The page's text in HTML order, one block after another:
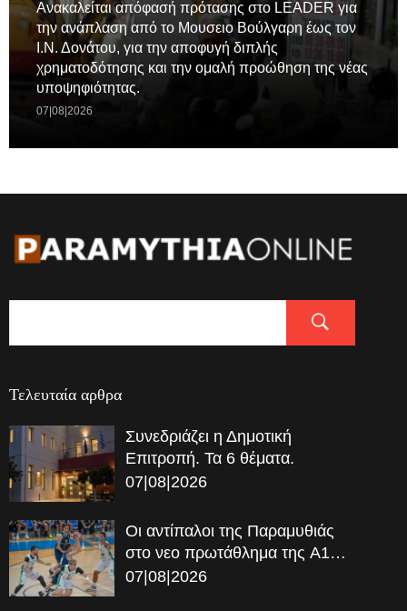
Ανακαλείται απόφασή πρότασης στο LEADER για
την ανάπλαση από το Μουσειο Βούλγαρη έως τον
Ι.Ν. Δονάτου, για την αποφυγή διπλής
χρηματοδότησης και την ομαλή προώθηση της νέας
υποψηφιότητας.
07|08|2026
Τελευταία αρθρα
Συνεδριάζει η Δημοτική
Επιτροπή. Τα 6 θέματα.
07|08|2026
Οι αντίπαλοι της Παραμυθιάς
στο νεο πρωτάθλημα της A1…
07|08|2026